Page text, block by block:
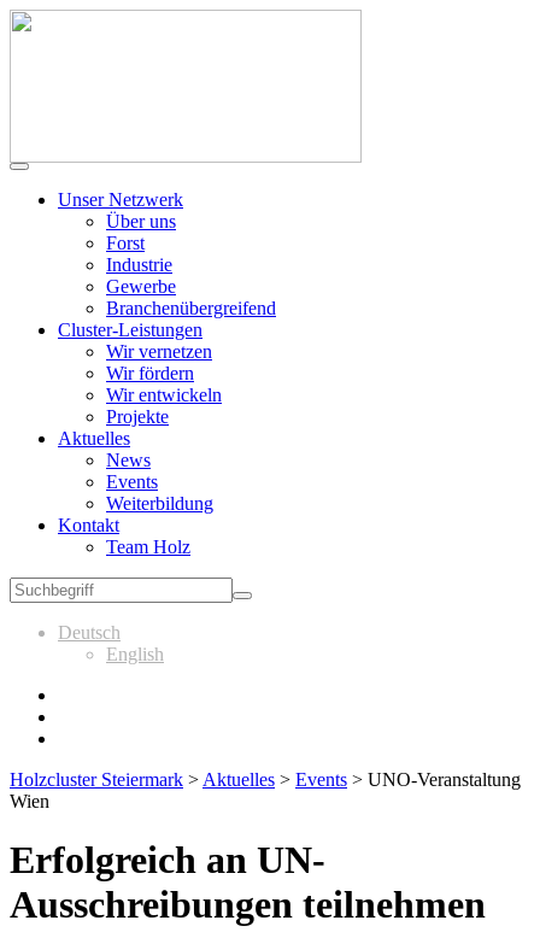
Unser Netzwerk
Über uns
Forst
Industrie
Gewerbe
Branchenübergreifend
Cluster-Leistungen
Wir vernetzen
Wir fördern
Wir entwickeln
Projekte
Aktuelles
News
Events
Weiterbildung
Kontakt
Team Holz
Deutsch
English
Holzcluster Steiermark > Aktuelles > Events > UNO-Veranstaltung
Wien
Erfolgreich an UN-
Ausschreibungen teilnehmen